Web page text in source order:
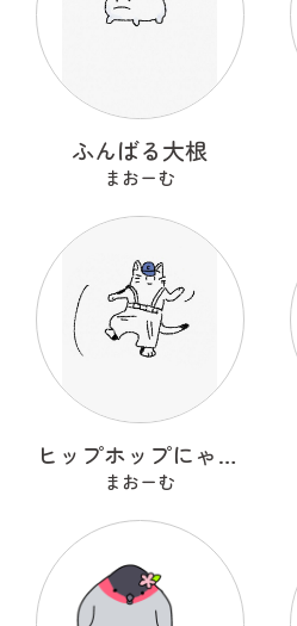
ふんばる大根
まおーむ
ヒップホップにゃんこ
まおーむ